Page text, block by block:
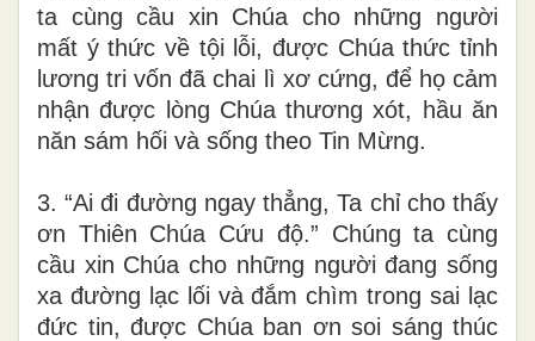
ta cùng cầu xin Chúa cho những người
mất ý thức về tội lỗi, được Chúa thức tỉnh
lương tri vốn đã chai lì xơ cứng, để họ cảm
nhận được lòng Chúa thương xót, hầu ăn
năn sám hối và sống theo Tin Mừng.
3. “Ai đi đường ngay thẳng, Ta chỉ cho thấy
ơn Thiên Chúa Cứu độ.” Chúng ta cùng
cầu xin Chúa cho những người đang sống
xa đường lạc lối và đắm chìm trong sai lạc
đức tin, được Chúa ban ơn soi sáng thúc